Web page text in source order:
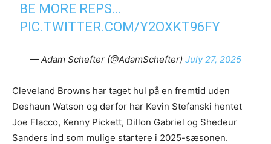
BE MORE REPS…
PIC.TWITTER.COM/Y2OXKT96FY
— Adam Schefter (@AdamSchefter) July 27, 2025
Cleveland Browns har taget hul på en fremtid uden
Deshaun Watson og derfor har Kevin Stefanski hentet
Joe Flacco, Kenny Pickett, Dillon Gabriel og Shedeur
Sanders ind som mulige startere i 2025-sæsonen.